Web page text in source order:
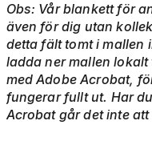
Obs: Vår blankett för
även för dig utan
detta fält tomt i mallen
ladda ner mallen
med Adobe Acrobat,
fungerar fullt ut. Har
Acrobat går det inte